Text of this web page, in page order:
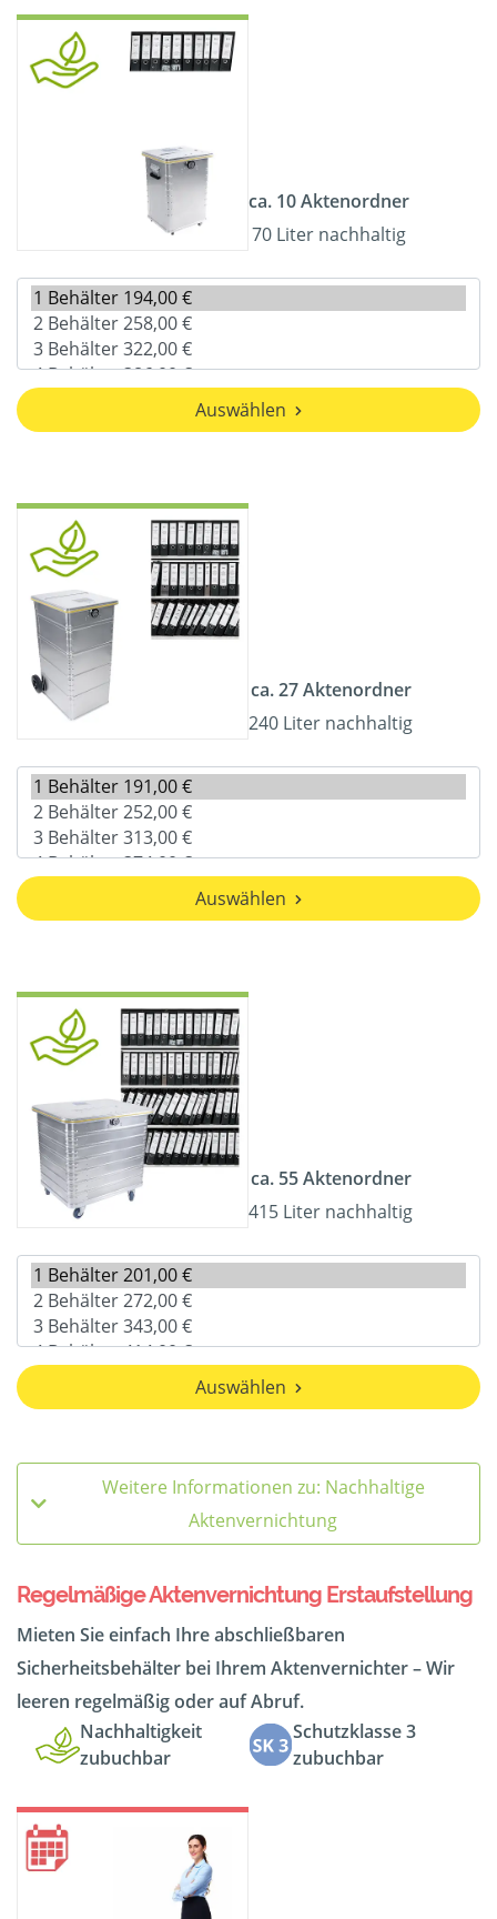
ca. 10 Aktenordner
70 Liter nachhaltig
Auswählen
ca. 27 Aktenordner
240 Liter nachhaltig
Auswählen
ca. 55 Aktenordner
415 Liter nachhaltig
Auswählen
Weitere Informationen zu: Nachhaltige
Aktenvernichtung
Regelmäßige Aktenvernichtung Erstaufstellung
Mieten Sie einfach Ihre abschließbaren
Sicherheitsbehälter bei Ihrem Aktenvernichter – Wir
leeren regelmäßig oder auf Abruf.
Nachhaltigkeit
zubuchbar
Schutzklasse 3
zubuchbar